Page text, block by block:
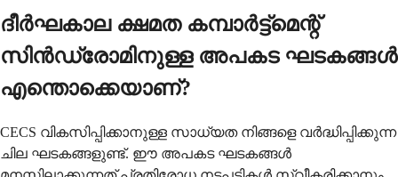
ദീർഘകാല ക്ഷമത കമ്പാർട്ട്മെന്റ്
സിൻഡ്രോമിനുള്ള അപകട ഘടകങ്ങൾ
എന്തൊക്കെയാണ്?
CECS വികസിപ്പിക്കാനുള്ള സാധ്യത നിങ്ങളെ വർദ്ധിപ്പിക്കുന്ന
ചില ഘടകങ്ങളുണ്ട്. ഈ അപകട ഘടകങ്ങൾ